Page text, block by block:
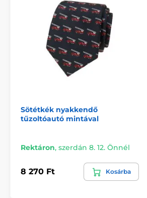
Sötétkék nyakkendő
tűzoltóautó mintával
Rektáron, szerdán 8. 12. Önnél
8 270 Ft Kosárba